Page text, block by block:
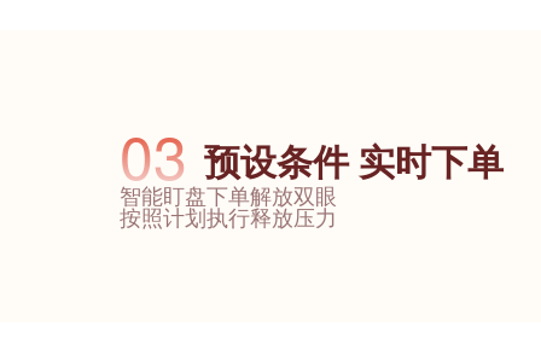
03 预设条件 实时下单
智能盯盘下单解放双眼
按照计划执行释放压力